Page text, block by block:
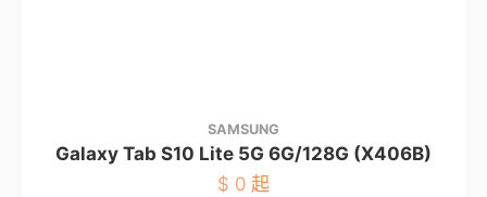
SAMSUNG
Galaxy Tab S10 Lite 5G 6G/128G (X406B)
$ 0 起